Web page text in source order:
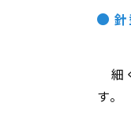
針
細
す。